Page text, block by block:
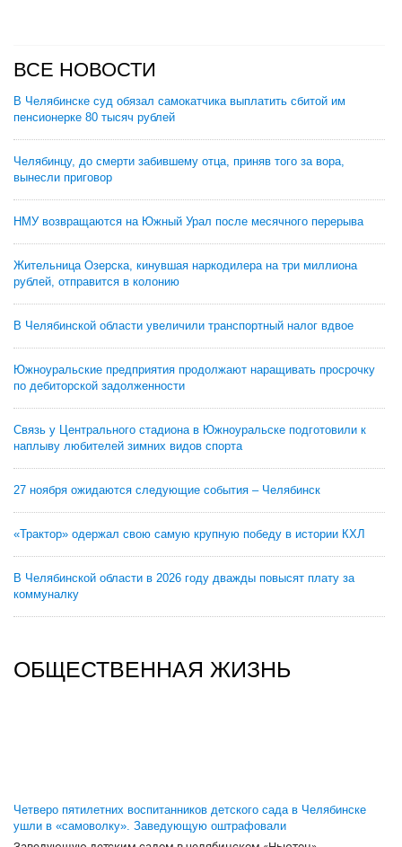
ВСЕ НОВОСТИ
В Челябинске суд обязал самокатчика выплатить сбитой им
пенсионерке 80 тысяч рублей
Челябинцу, до смерти забившему отца, приняв того за вора,
вынесли приговор
НМУ возвращаются на Южный Урал после месячного перерыва
Жительница Озерска, кинувшая наркодилера на три миллиона
рублей, отправится в колонию
В Челябинской области увеличили транспортный налог вдвое
Южноуральские предприятия продолжают наращивать просрочку
по дебиторской задолженности
Связь у Центрального стадиона в Южноуральске подготовили к
наплыву любителей зимних видов спорта
27 ноября ожидаются следующие события – Челябинск
«Трактор» одержал свою самую крупную победу в истории КХЛ
В Челябинской области в 2026 году дважды повысят плату за
коммуналку
ОБЩЕСТВЕННАЯ ЖИЗНЬ
Четверо пятилетних воспитанников детского сада в Челябинске
ушли в «самоволку». Заведующую оштрафовали